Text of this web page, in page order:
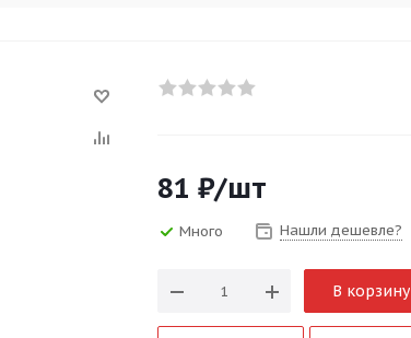
81 ₽/шт
Много Нашли дешевле?
В корзину